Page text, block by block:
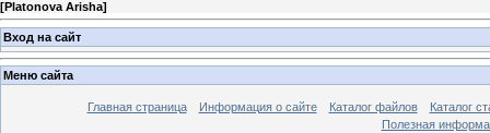
[Platonova Arisha]
Вход на сайт
Меню сайта
Главная страница Информация о сайте Каталог файлов
Каталог
Полезная